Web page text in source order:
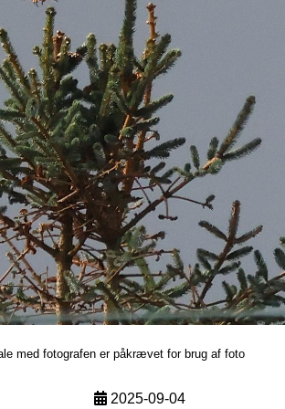
med fotografen er påkrævet for brug af foto
2025-09-04